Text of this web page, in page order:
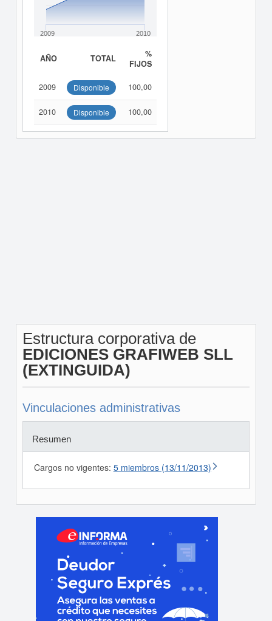
2009 2010
AÑO TOTAL
%
FIJOS
2009 Disponible 100,00
2010 Disponible 100,00
Estructura corporativa de
EDICIONES GRAFIWEB SLL
(EXTINGUIDA)
Vinculaciones administrativas
Resumen
Cargos no vigentes: 5 miembros (13/11/2013)